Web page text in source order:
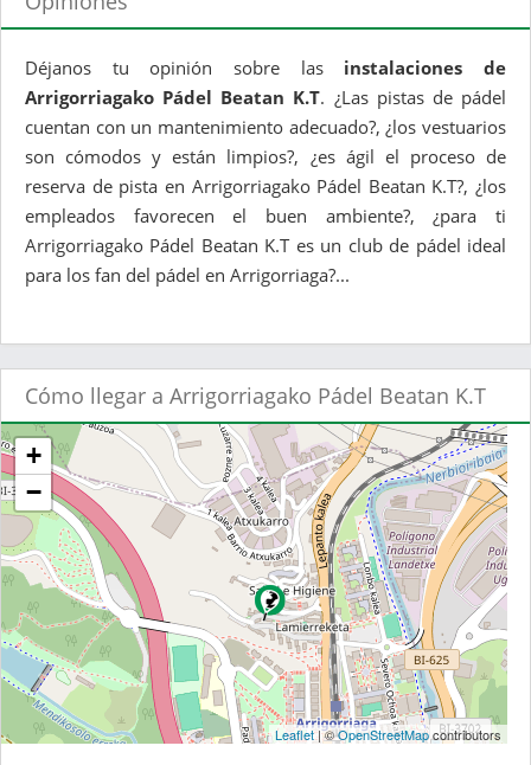
Déjanos tu opinión sobre las instalaciones de
Arrigorriagako Pádel Beatan K.T. ¿Las pistas de pádel
cuentan con un mantenimiento adecuado?, ¿los vestuarios
son cómodos y están limpios?, ¿es ágil el proceso de
reserva de pista en Arrigorriagako Pádel Beatan K.T?, ¿los
empleados favorecen el buen ambiente?, ¿para ti
Arrigorriagako Pádel Beatan K.T es un club de pádel ideal
para los fan del pádel en Arrigorriaga?...
Cómo llegar a Arrigorriagako Pádel Beatan K.T
+
−
Leaflet| ©OpenStreetMapcontributors